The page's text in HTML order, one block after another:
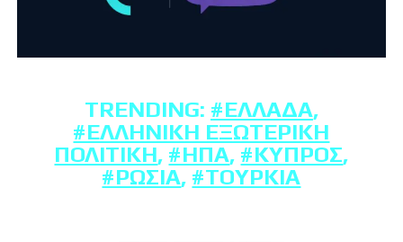
TRENDING: #ΕΛΛΆΔΑ,
#ΕΛΛΗΝΙΚΉ ΕΞΩΤΕΡΙΚΉ
ΠΟΛΙΤΙΚΉ, #ΗΠΑ, #ΚΎΠΡΟΣ,
#ΡΩΣΊΑ, #ΤΟΥΡΚΊΑ